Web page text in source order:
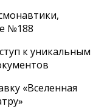
№188
к уникальным
«Вселенная